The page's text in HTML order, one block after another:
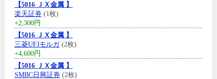
【5016 ＪＸ金属 】
楽天証券 (1枚)
+2,300円
【5016 ＪＸ金属 】
三菱UFJモルガ(2枚)
+4,600円
【5016 ＪＸ金属 】
SMBC日興証券 (2枚)